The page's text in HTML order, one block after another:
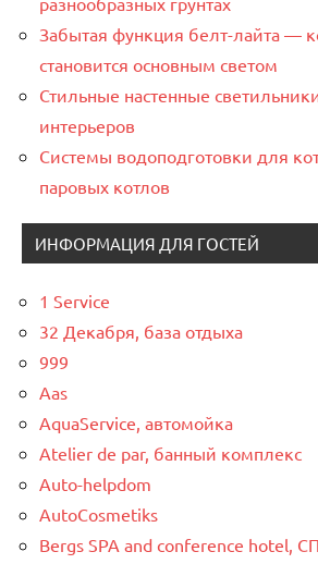
Забытая функция белт-лайта —
становится основным светом
Стильные настенные
интерьеров
Системы водоподготовки для
паровых котлов
ИНФОРМАЦИЯ ДЛЯ ГОСТЕЙ
1 Service
32 Декабря, база отдыха
999
Aas
AquaService, автомойка
Atelier de par, банный комплекс
Auto-helpdom
AutoCosmetiks
Bergs SPA and conference hotel,